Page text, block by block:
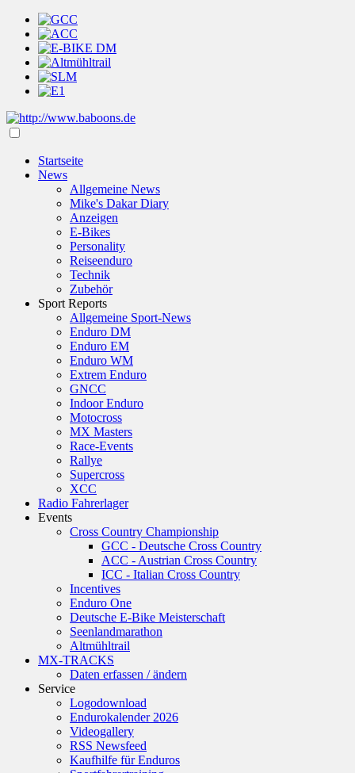
Startseite
News
Allgemeine News
Mike's Dakar Diary
Anzeigen
E-Bikes
Personality
Reiseenduro
Technik
Zubehör
Sport Reports
Allgemeine Sport-News
Enduro DM
Enduro EM
Enduro WM
Extrem Enduro
GNCC
Indoor Enduro
Motocross
MX Masters
Race-Events
Rallye
Supercross
XCC
Radio Fahrerlager
Events
Cross Country Championship
GCC - Deutsche Cross Country
ACC - Austrian Cross Country
ICC - Italian Cross Country
Incentives
Enduro One
Deutsche E-Bike Meisterschaft
Seenlandmarathon
Altmühltrail
MX-TRACKS
Daten erfassen / ändern
Service
Logodownload
Endurokalender 2026
Videogallery
RSS Newsfeed
Kaufhilfe für Enduros